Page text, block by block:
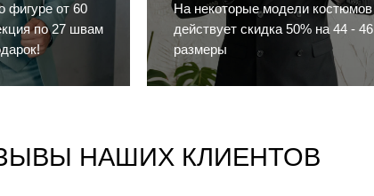
фигуре от 60
по 27 швам
На некоторые модели костюмов
действует скидка 50% на 44 - 46
размеры
НАШИХ КЛИЕНТОВ